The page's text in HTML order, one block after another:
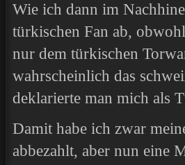
Wie ich dann im
türkischen Fan ab,
nur dem türkischen
wahrscheinlich das
deklarierte man mich als
Damit habe ich zwar
abbezahlt, aber nun eine